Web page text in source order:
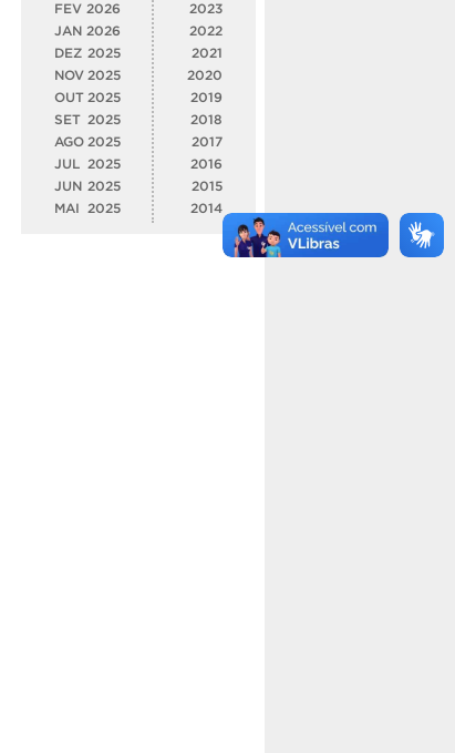
FEV 2026
JAN 2026
DEZ 2025
NOV 2025
OUT 2025
SET 2025
AGO 2025
JUL
2025
JUN 2025
MAI
2025
2023
2022
2021
2020
2019
2018
2017
2016
2015
2014